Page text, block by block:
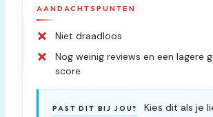
AANDACHTSPUNTEN
Niet draadloos
Nog weinig reviews en een lagere
score
PAST DIT BIJ JOU?
Kies dit als je